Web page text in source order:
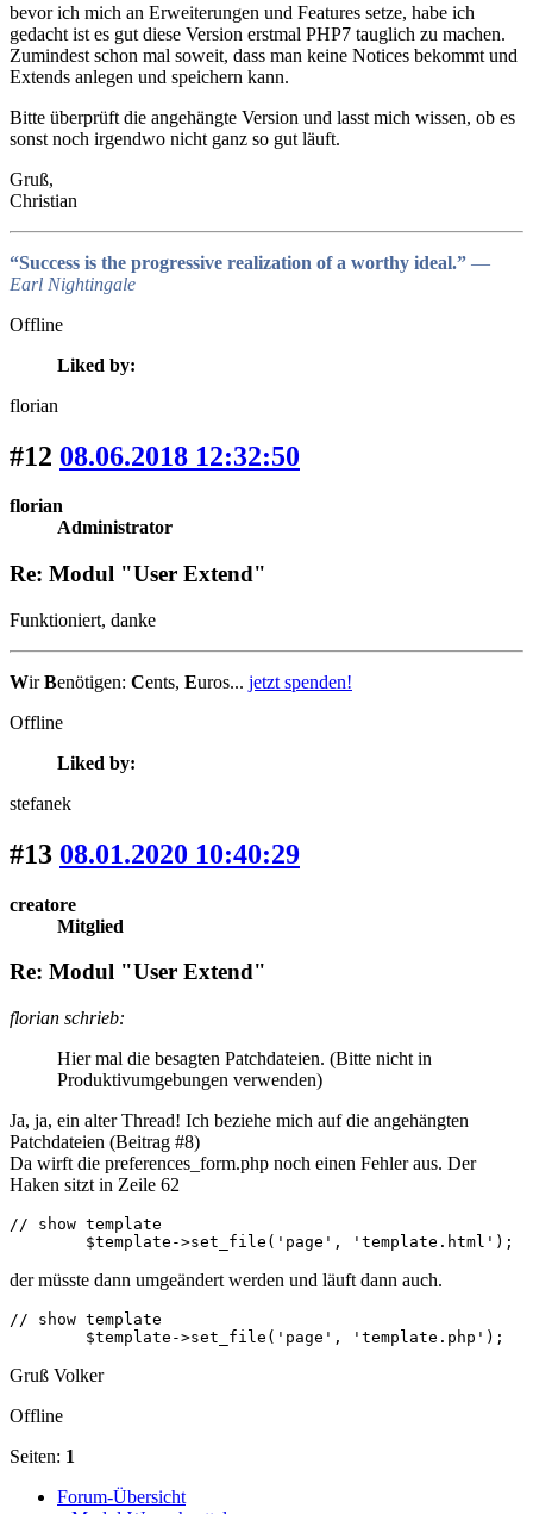
bevor ich mich an Erweiterungen und Features setze, habe ich
gedacht ist es gut diese Version erstmal PHP7 tauglich zu machen.
Zumindest schon mal soweit, dass man keine Notices bekommt und
Extends anlegen und speichern kann.
Bitte überprüft die angehängte Version und lasst mich wissen, ob es
sonst noch irgendwo nicht ganz so gut läuft.
Gruß,
Christian
“Success is the progressive realization of a worthy ideal.” ―
Earl Nightingale
Offline
Liked by:
florian
#12 08.06.2018 12:32:50
florian
Administrator
Re: Modul "User Extend"
Funktioniert, danke
WirBenötigen: Cents, Euros... jetzt spenden!
Offline
Liked by:
stefanek
#13 08.01.2020 10:40:29
creatore
Mitglied
Re: Modul "User Extend"
florian schrieb:
Hier mal die besagten Patchdateien. (Bitte nicht in
Produktivumgebungen verwenden)
Ja, ja, ein alter Thread! Ich beziehe mich auf die angehängten
Patchdateien (Beitrag #8)
Da wirft die preferences_form.php noch einen Fehler aus. Der
Haken sitzt in Zeile 62
// show template
	$template->set_file('page', 'template.html');
der müsste dann umgeändert werden und läuft dann auch.
// show template
	$template->set_file('page', 'template.php');
Gruß Volker
Offline
Seiten: 1
Forum-Übersicht